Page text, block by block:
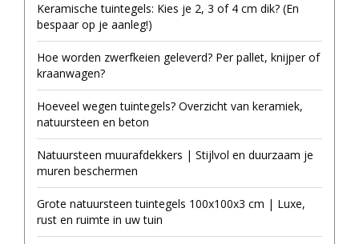
Keramische tuintegels: Kies je 2, 3 of 4 cm dik? (En
bespaar op je aanleg!)
Hoe worden zwerfkeien geleverd? Per pallet, knijper of
kraanwagen?
Hoeveel wegen tuintegels? Overzicht van keramiek,
natuursteen en beton
Natuursteen muurafdekkers | Stijlvol en duurzaam je
muren beschermen
Grote natuursteen tuintegels 100x100x3 cm | Luxe,
rust en ruimte in uw tuin